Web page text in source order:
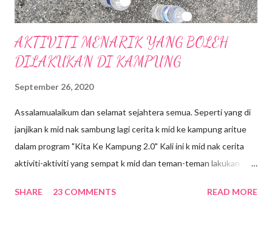
AKTIVITI MENARIK YANG BOLEH
DILAKUKAN DI KAMPUNG
September 26, 2020
Assalamualaikum dan selamat sejahtera semua. Seperti yang di
janjikan k mid nak sambung lagi cerita k mid ke kampung aritue
dalam program "Kita Ke Kampung 2.0" Kali ini k mid nak cerita
aktiviti-aktiviti yang sempat k mid dan teman-teman lakukan
BUAH KELAPA Botol-botol mineral di susun, kemudian kelapa
SHARE 23 COMMENTS READ MORE